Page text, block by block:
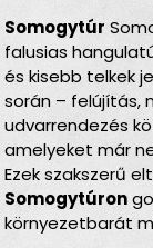
Somogytúr
falusias
és kisebb telkek
során – felújítás,
udvarrendezés
amelyeket már
Ezek szakszerű
Somogytúron
környezetbarát